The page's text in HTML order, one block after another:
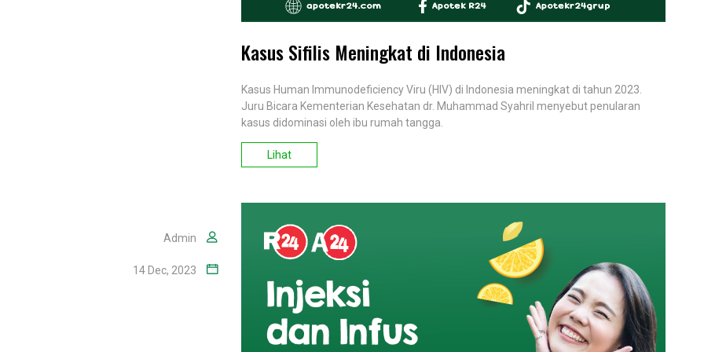
Kasus Sifilis Meningkat di Indonesia
Kasus Human Immunodeficiency Viru (HIV) di Indonesia meningkat di tahun 2023.
Juru Bicara Kementerian Kesehatan dr. Muhammad Syahril menyebut penularan
kasus didominasi oleh ibu rumah tangga.
Lihat
Admin
14 Dec, 2023